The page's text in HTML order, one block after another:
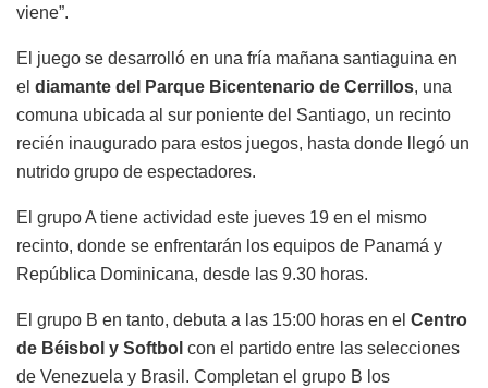
viene”.
El juego se desarrolló en una fría mañana santiaguina en
el diamante del Parque Bicentenario de Cerrillos, una
comuna ubicada al sur poniente del Santiago, un recinto
recién inaugurado para estos juegos, hasta donde llegó un
nutrido grupo de espectadores.
El grupo A tiene actividad este jueves 19 en el mismo
recinto, donde se enfrentarán los equipos de Panamá y
República Dominicana, desde las 9.30 horas.
El grupo B en tanto, debuta a las 15:00 horas en el Centro
de Béisbol y Softbol con el partido entre las selecciones
de Venezuela y Brasil. Completan el grupo B los